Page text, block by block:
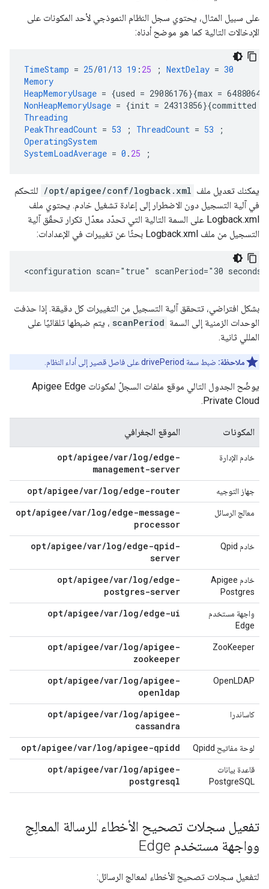
على سبيل المثال، يحتوي سجل النظام النموذجي لأحد المكونات على
الإدخالات التالية كما هو موضح أدناه:
TimeStamp = 25/01 /13 19 : 25 ; NextDelay = 30
Memory
HeapMemoryUsage = {used = 29086176}{max = 64880640
NonHeapMemoryUsage = {init = 24313856}{committed
Threading
PeakThreadCount = 53 ; ThreadCount = 53
;
OperatingSystem
SystemLoadAverage = 0 . 25 ;
يمكنك تعديل ملف /opt/apigee/conf/logback.xml للتحكم
في آلية التسجيل دون الاضطرار إلى إعادة تشغيل خادم. يحتوي ملف
Logback.xml على السمة التالية التي تحدّد معدّل تكرار تحقّق آلية
التسجيل من ملف Logback.xml بحثًا عن تغييرات في الإعدادات:
<configuration scan="true" scanPeriod="30
بشكل افتراضي، تتحقق آلية التسجيل من التغييرات كل دقيقة. إذا حذفت
الوحدات الزمنية إلى السمة scanPeriod ، يتم ضبطها تلقائيًا على
المللي ثانية.
ملاحظة: ضبط سمة drivePeriod على فاصل قصير إلى أداء النظام.
يوضّح الجدول التالي موقع ملفات السجلّ لمكونات Apigee Edge
Private Cloud.
المكونات الموقع الجغرافي
خادم الإدارة
opt/apigee/var/log/edge-
management-server
جهاز التوجيه opt/apigee/var/log/edge-router
معالج الرسائل
opt/apigee/var/log/edge-message-
processor
خادم Qpid
opt/apigee/var/log/edge-qpid-
server
خادم Apigee
Postgres
opt/apigee/var/log/edge-
postgres-server
واجهة مستخدم
Edge
opt/apigee/var/log/edge-ui
ZooKeeper
opt/apigee/var/log/apigee-
zookeeper
OpenLDAP
opt/apigee/var/log/apigee-
openldap
كاساندرا
opt/apigee/var/log/apigee-
cassandra
لوحة مفاتيح Qpidd opt/apigee/var/log/apigee-qpidd
قاعدة بيانات
PostgreSQL
opt/apigee/var/log/apigee-
postgresql
تفعيل سجلات تصحيح الأخطاء للرسالة المعالِج
وواجهة مستخدم Edge
لتفعيل سجلات تصحيح الأخطاء لمعالج الرسائل: